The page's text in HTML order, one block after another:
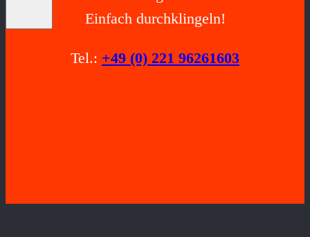
Einfach durchklingeln!
Tel.: +49 (0) 221 96261603